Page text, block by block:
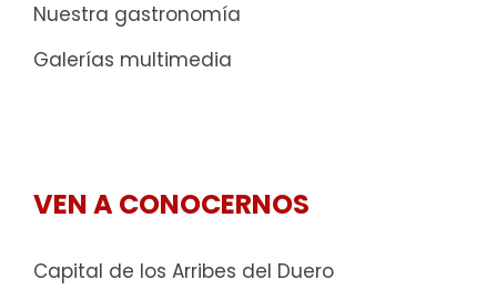
Nuestra gastronomía
Galerías multimedia
VEN A CONOCERNOS
Capital de los Arribes del Duero